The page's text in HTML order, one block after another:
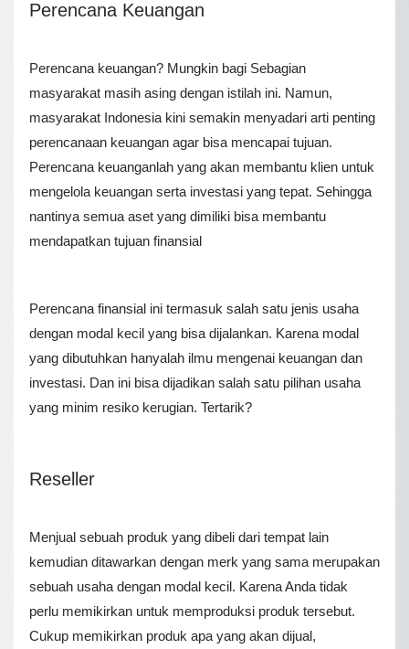
Perencana Keuangan
Perencana keuangan? Mungkin bagi Sebagian
masyarakat masih asing dengan istilah ini. Namun,
masyarakat Indonesia kini semakin menyadari arti penting
perencanaan keuangan agar bisa mencapai tujuan.
Perencana keuanganlah yang akan membantu klien untuk
mengelola keuangan serta investasi yang tepat. Sehingga
nantinya semua aset yang dimiliki bisa membantu
mendapatkan tujuan finansial
Perencana finansial ini termasuk salah satu jenis usaha
dengan modal kecil yang bisa dijalankan. Karena modal
yang dibutuhkan hanyalah ilmu mengenai keuangan dan
investasi. Dan ini bisa dijadikan salah satu pilihan usaha
yang minim resiko kerugian. Tertarik?
Reseller
Menjual sebuah produk yang dibeli dari tempat lain
kemudian ditawarkan dengan merk yang sama merupakan
sebuah usaha dengan modal kecil. Karena Anda tidak
perlu memikirkan untuk memproduksi produk tersebut.
Cukup memikirkan produk apa yang akan dijual,